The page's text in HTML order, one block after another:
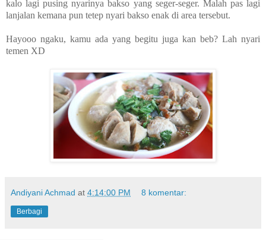
kalo lagi pusing nyarinya bakso yang seger-seger. Malah pas lagi
lanjalan kemana pun tetep nyari bakso enak di area tersebut.
Hayooo ngaku, kamu ada yang begitu juga kan beb? Lah nyari
temen XD
Andiyani Achmad at 4:14:00 PM 8 komentar:
Berbagi